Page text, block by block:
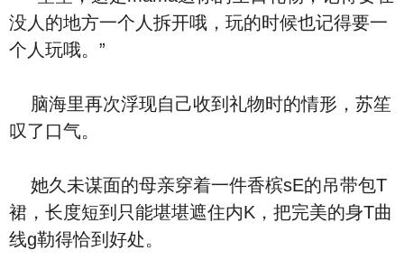
没人的地方一个人拆开哦，玩的时候也记得要一
个人玩哦。”
脑海里再次浮现自己收到礼物时的情形，苏笙
叹了口气。
她久未谋面的母亲穿着一件香槟sE的吊带包T
裙，长度短到只能堪堪遮住内K，把完美的身T曲
线g勒得恰到好处。